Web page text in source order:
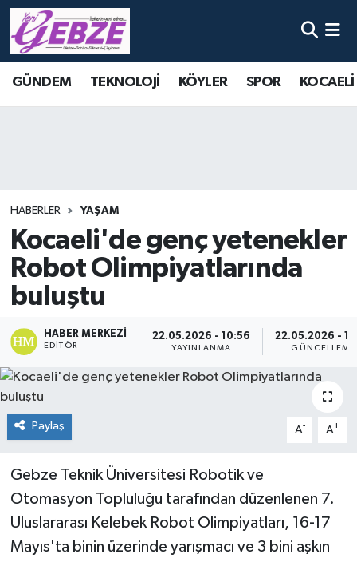
GÜNDEM TEKNOLOJİ KÖYLER SPOR
HABERLER YAŞAM
Kocaeli'de genç yetenekler
Robot Olimpiyatlarında
buluştu
HABER MERKEZI
EDITÖR
22.05.2026 - 10:56
YAYINLANMA
22.05.2026 -
GÜNCELLEME
Paylaş A- A+
Gebze Teknik Üniversitesi Robotik ve
Otomasyon Topluluğu tarafından düzenlenen 7.
Uluslararası Kelebek Robot Olimpiyatları, 16-17
Mayıs'ta binin üzerinde yarışmacı ve 3 bini aşkın
Nöbetçi Eczaneler
Tüm Manşetler
Son Dakika Haberleri
Haber Arşivi